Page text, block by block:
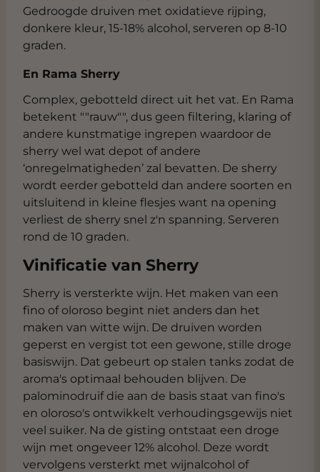
Gedroogde druiven met oxidatieve rijping,
donkere kleur, 15-18% alcohol, serveren op 8-10
graden.
En Rama Sherry
Complex, gebotteld direct uit het vat. En Rama
betekent ""rauw"", dus geen filtering, klaring of
andere kunstmatige ingrepen waardoor de
sherry wel wat depot of andere
‘onregelmatigheden’ zal bevatten. De sherry
wordt eerder gebotteld dan andere soorten en
uitsluitend in kleine flesjes want na opening
verliest de sherry snel z'n spanning. Serveren
rond de 10 graden.
Vinificatie van Sherry
Sherry is versterkte wijn. Het maken van een
fino of oloroso begint niet anders dan het
maken van witte wijn. De druiven worden
geperst en vergist tot een gewone, stille droge
basiswijn. Dat gebeurt op stalen tanks zodat de
aroma's optimaal behouden blijven. De
palominodruif die aan de basis staat van fino's
en oloroso's ontwikkelt verhoudingsgewijs niet
veel suiker. Na de gisting ontstaat een droge
wijn met ongeveer 12% alcohol. Deze wordt
vervolgens versterkt met wijnalcohol of